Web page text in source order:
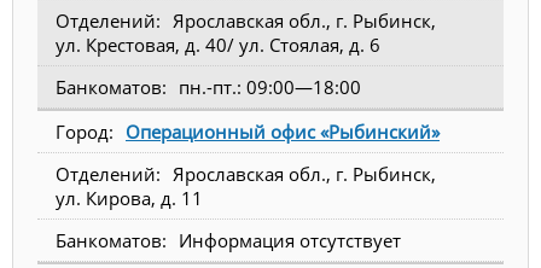
Ярославская обл., г. Рыбинск,
ул. Крестовая, д. 40/ ул. Стоялая, д. 6
пн.-пт.: 09:00—18:00
Операционный офис «Рыбинский»
Ярославская обл., г. Рыбинск,
ул. Кирова, д. 11
Информация отсутствует